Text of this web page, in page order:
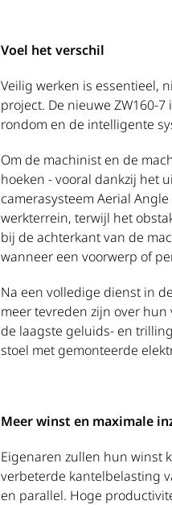
Voel het verschil
Veilig werken is essentieel,
project. De nieuwe ZW160-
rondom en de intelligente
Om de machinist en de
hoeken - vooral dankzij het
camerasysteem Aerial
werkterrein, terwijl het
bij de achterkant van de
wanneer een voorwerp of
Na een volledige dienst in
meer tevreden zijn over
de laagste geluids- en
stoel met gemonteerde
Meer winst en maximale
Eigenaren zullen hun winst
verbeterde kantelbelasting
en parallel. Hoge